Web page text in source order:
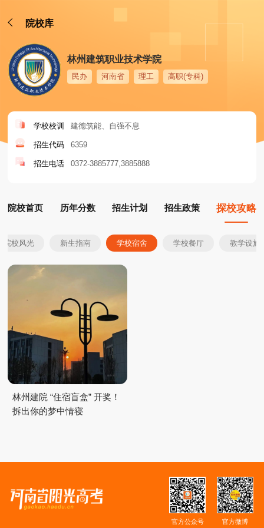
院校库
林州建筑职业技术学院
民办 河南省 理工 高职(专科)
学校校训 建德筑能、自强不息
招生代码 6359
招生电话 0372-3885777 3885888
院校首页 历年分数 招生计划 招生政策 探校攻略
院校风光 新生指南 学校宿舍 学校餐厅 教学设施
林州建院 “住宿盲盒” 开奖！
拆出你的梦中情寝
官方公众号 官方微博